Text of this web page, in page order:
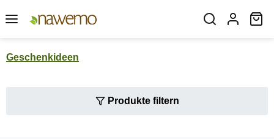
Zum Hauptinhalt springen
Geschenkideen
Produkte filtern